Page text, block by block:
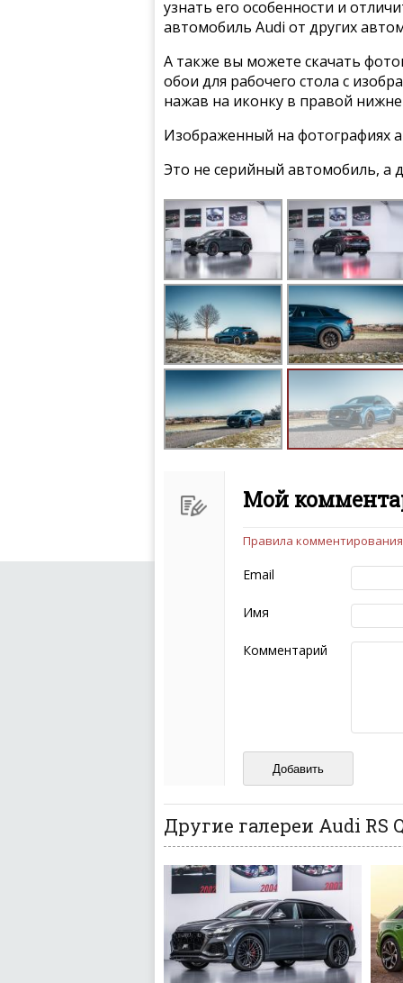
узнать его особенности и
автомобиль Audi от других
А также вы можете скачать
обои для рабочего стола с
нажав на иконку в правой
Изображенный на фотографиях
Это не серийный автомобиль, а
Мой
Чтобы ваш комментарий
следующих правил:
Комментарий не
эмоциональных
Не стоит
Пожалуйста, не
также призывы к
Не размещайте
И запаситесь терпением,
ваш отзыв может
Правила комментирования
Email
Имя
Комментарий
Другие галереи Audi RS